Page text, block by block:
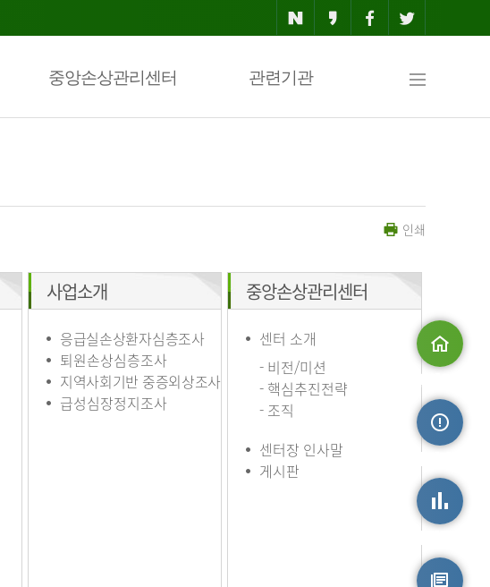
중앙손상관리센터 관련기관
맵
인쇄
사업소개
응급실손상환자심층조사
퇴원손상심층조사
지역사회기반 중증외상조사
급성심장정지조사
중앙손상관리센터
센터 소개
- 비전/미션
- 핵심추진전략
- 조직
센터장 인사말
게시판
메인으로